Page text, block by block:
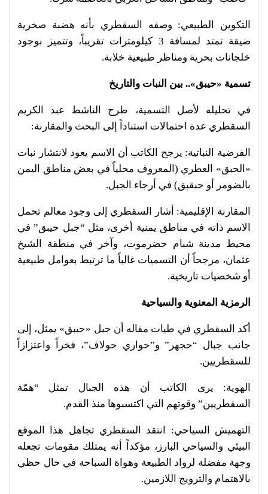
التكوين الطبيعي: وصفه السقطري بأنه هضبة صخرية
ضيقة تمتد لمسافة 3 كيلومترات تقريباً، وتتميز بوجود
خلجانات بحرية ومناظر طبيعية خلابة.
تسمية «حيبق».. بين النبات والتاريخ
في تحليله لأصل التسمية، طرح الناشط عبد الكريم
السقطري عدة احتمالات استناداً إلى البحث والمقارنة:
الفرضية النباتية: يرجح الكاتب أن الاسم يعود لانتشار نبات
«الحبق» العطري (المعروف محلياً في بعض مناطق اليمن
بالضومر أو حبقبق) في أرجاء الجبل.
المقارنة الإقليمية: أشار السقطري إلى وجود معالم تحمل
الاسم ذاته في مناطق يمنية أخرى، مثل “جبل حيبق” في
محيط مدينة شبام حضرموت، وآخر في منطقة الشيخ
عثمان، مرجحاً أن التسميات غالباً ما ترتبط بعوامل طبيعية
أو شخصيات تاريخية.
الرمزية المعنوية والسياحية
أكد السقطري في طيات مقاله أن جبل «حيبق» يمثل، إلى
جانب جبال “حجهر” و”حواري حولاف”، فخراً واعتزازاً
للسقطريين.
الهوية: يرى الكاتب أن هذه الجبال تمثل “همّة
السقطريين” وقوتهم التي اكتسبوها منذ القدم.
التهميش السياحي: انتقد السقطري تجاهل هذا الموقع
البيئي والسياحي البارز، مؤكداً أنه يمتلك مقومات تجعله
وجهة مفضلة لرواد الطبيعة وهواة السباحة في حال حظي
بالاهتمام والترويج اللازمين.